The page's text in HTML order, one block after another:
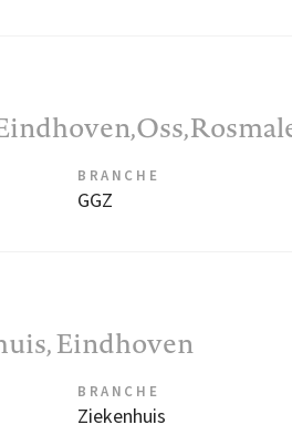
BRANCHE
GGZ
, Eindhoven
BRANCHE
Ziekenhuis